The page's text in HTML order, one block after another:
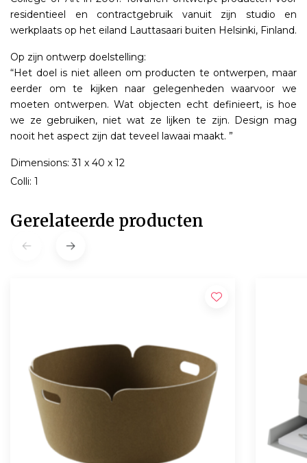
residentieel en contractgebruik vanuit zijn studio en
werkplaats op het eiland Lauttasaari buiten Helsinki, Finland.
Op zijn ontwerp doelstelling:
“Het doel is niet alleen om producten te ontwerpen, maar
eerder om te kijken naar gelegenheden waarvoor we
moeten ontwerpen. Wat objecten echt definieert, is hoe
we ze gebruiken, niet wat ze lijken te zijn. Design mag
nooit het aspect zijn dat teveel lawaai maakt. ”
Dimensions: 31 x 40 x 12
Colli: 1
Gerelateerde producten